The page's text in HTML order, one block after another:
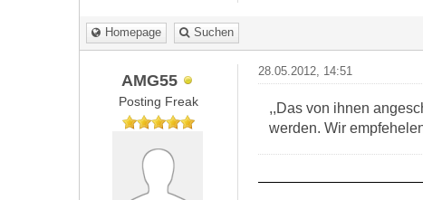
Homepage Suchen
AMG55
Posting Freak
28.05.2012, 14:51
,,Das von ihnen
werden. Wir